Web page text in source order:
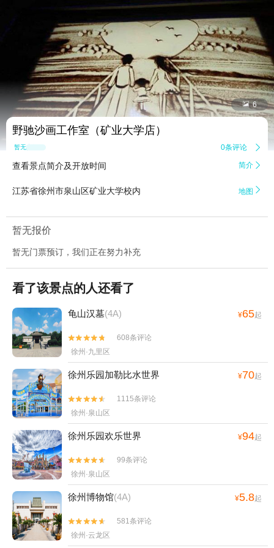
 6
野驰沙画工作室（矿业大学店）
暂无点评 0条评论 
查看景点简介及开放时间 简介 
江苏省徐州市泉山区矿业大学校内 地图 
暂无报价
暂无门票预订，我们正在努力补充
看了该景点的人还看了
龟山汉墓(4A) ¥65起


608条评论
徐州·九里区
徐州乐园加勒比水世界 ¥70起


1115条评论
徐州·泉山区
徐州乐园欢乐世界 ¥94起


99条评论
徐州·泉山区
徐州博物馆(4A) ¥5.8起


581条评论
徐州·云龙区